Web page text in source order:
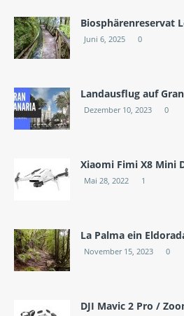
Biosphärenreservat
Juni 6, 2025 0
Landausflug auf
Dezember 10, 2023 0
Xiaomi Fimi X8 Mini
Mai 28, 2022 1
La Palma ein
November 15, 2023 0
DJI Mavic 2 Pro /